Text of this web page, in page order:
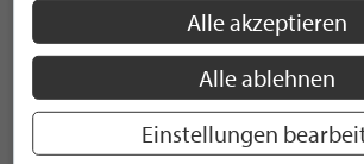
Mit der Anmeldung an unserem Newsletter
Datenschutzbestimmungen zu. EineAbmeldung
Alle akzeptieren
Alle ablehnen
Einstellungen